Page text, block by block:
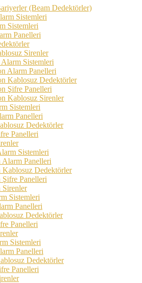
(Beam Dedektörler)
Sistemleri
Sistemleri
Panelleri
Sirenler
Sistemleri
Panelleri
Dedektörler
Panelleri
Sirenler
Sistemleri
Panelleri
Dedektörler
Panelleri
Sistemleri
Panelleri
Dedektörler
Panelleri
Sistemleri
Panelleri
Dedektörler
Panelleri
Sistemleri
Panelleri
Dedektörler
Panelleri